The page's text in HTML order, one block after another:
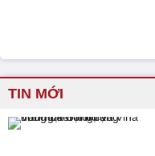
TIN MỚI